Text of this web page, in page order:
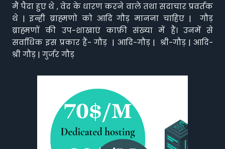
मैं पैदा हुए थे , वेद के धारण करने वाले तथा सदाचार प्रवर्तक
थे | इन्ही ब्राह्मणो को आदि गौड़ मानना चाहिए | गौड़
ब्राह्मणों की उप-शाखाएं काफ़ी संख्या में हैं। उनमें से
सर्वाधिक इस प्रकार हैं- गौड़ | आदि-गौड़ | श्री-गौड़ | आदि-
श्री गौड़ | गुर्जर गौड़